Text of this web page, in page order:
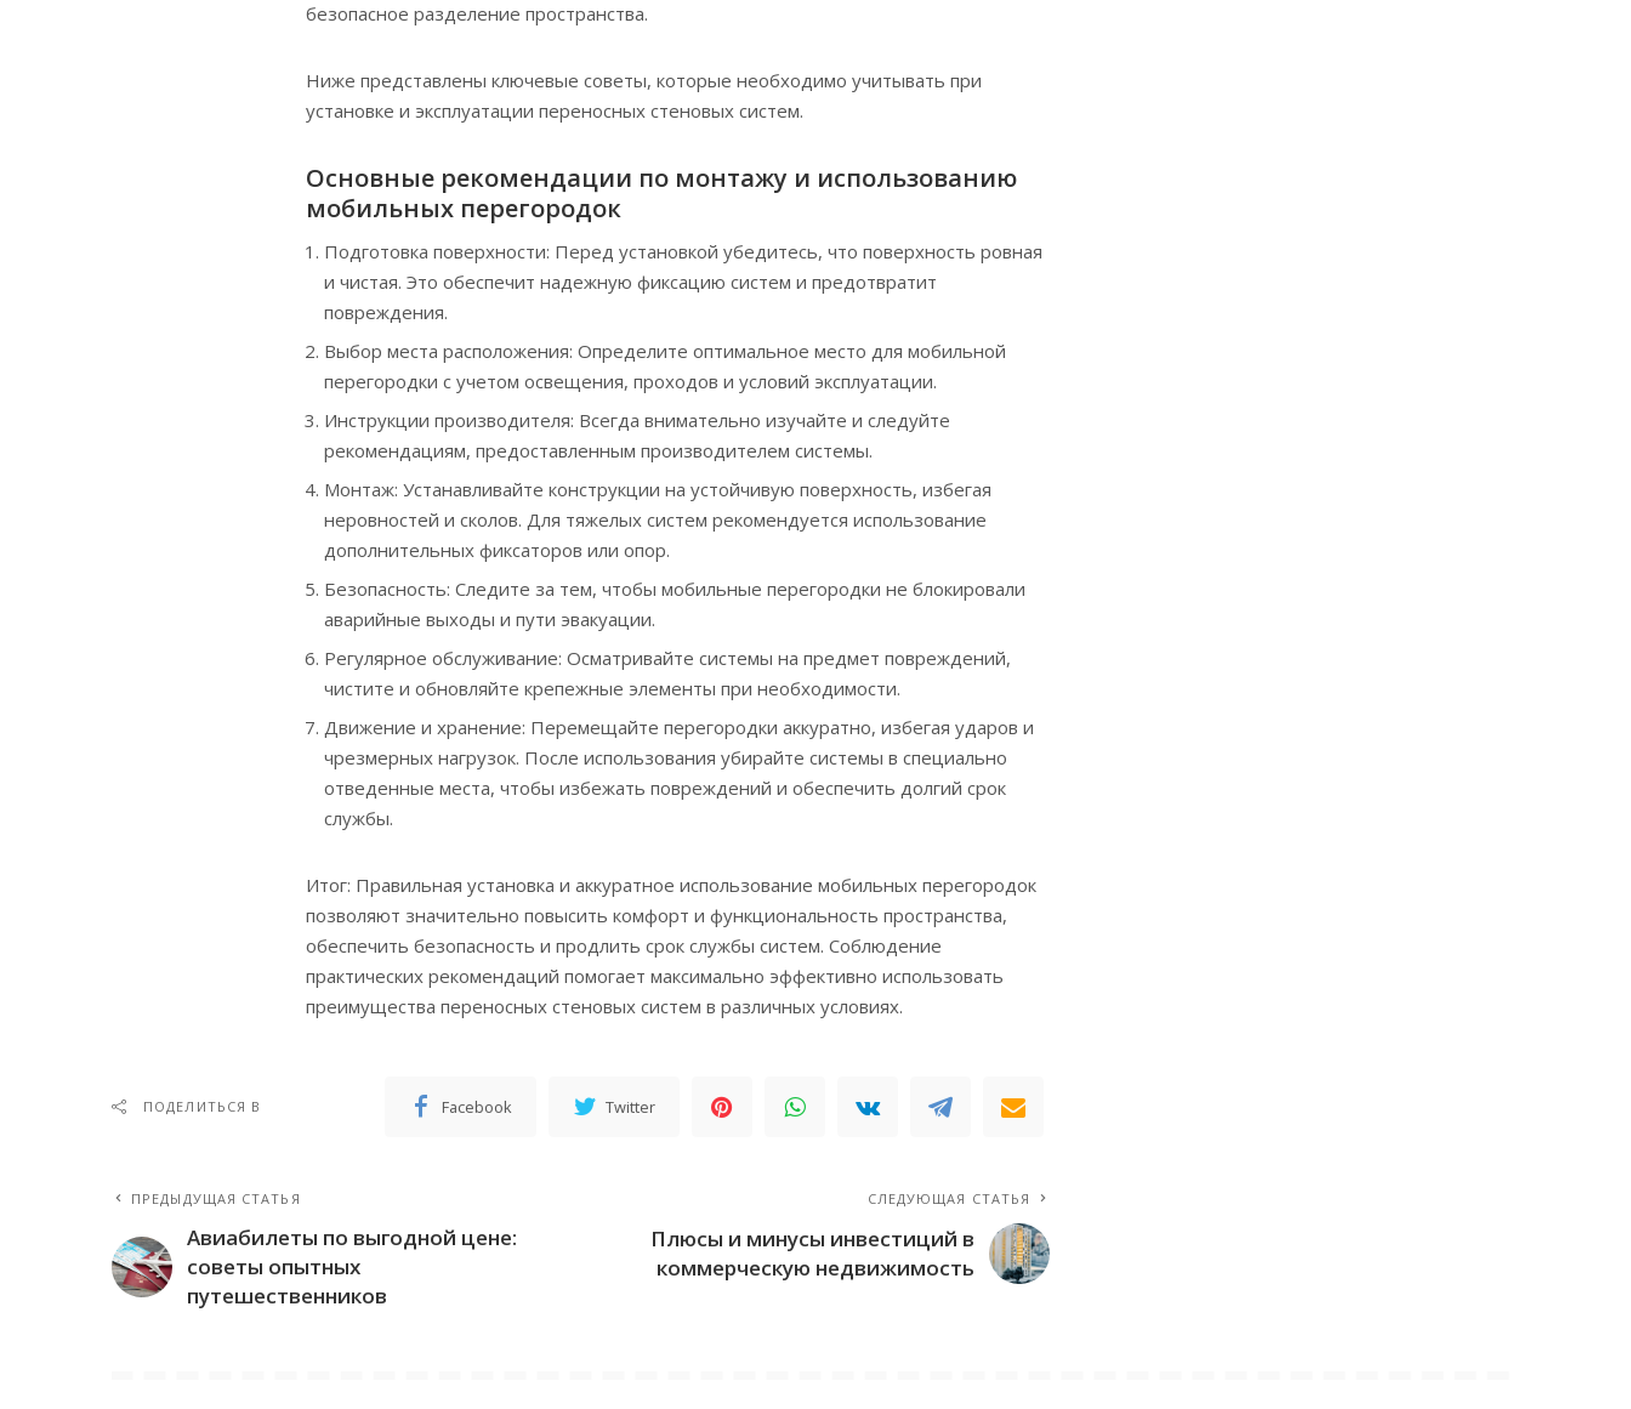
безопасное разделение пространства.
Ниже представлены ключевые советы, которые необходимо учитывать при
установке и эксплуатации переносных стеновых систем.
Основные рекомендации по монтажу и использованию
мобильных перегородок
Подготовка поверхности: Перед установкой убедитесь, что поверхность ровная
и чистая. Это обеспечит надежную фиксацию систем и предотвратит
повреждения.
Выбор места расположения: Определите оптимальное место для мобильной
перегородки с учетом освещения, проходов и условий эксплуатации.
Инструкции производителя: Всегда внимательно изучайте и следуйте
рекомендациям, предоставленным производителем системы.
Монтаж: Устанавливайте конструкции на устойчивую поверхность, избегая
неровностей и сколов. Для тяжелых систем рекомендуется использование
дополнительных фиксаторов или опор.
Безопасность: Следите за тем, чтобы мобильные перегородки не блокировали
аварийные выходы и пути эвакуации.
Регулярное обслуживание: Осматривайте системы на предмет повреждений,
чистите и обновляйте крепежные элементы при необходимости.
Движение и хранение: Перемещайте перегородки аккуратно, избегая ударов и
чрезмерных нагрузок. После использования убирайте системы в специально
отведенные места, чтобы избежать повреждений и обеспечить долгий срок
службы.
Итог: Правильная установка и аккуратное использование мобильных перегородок
позволяют значительно повысить комфорт и функциональность пространства,
обеспечить безопасность и продлить срок службы систем. Соблюдение
практических рекомендаций помогает максимально эффективно использовать
преимущества переносных стеновых систем в различных условиях.
ПОДЕЛИТЬСЯ В Facebook Twitter
ПРЕДЫДУЩАЯ СТАТЬЯ
Авиабилеты по выгодной цене:
советы опытных
путешественников
СЛЕДУЮЩАЯ СТАТЬЯ
Плюсы и минусы инвестиций в
коммерческую недвижимость